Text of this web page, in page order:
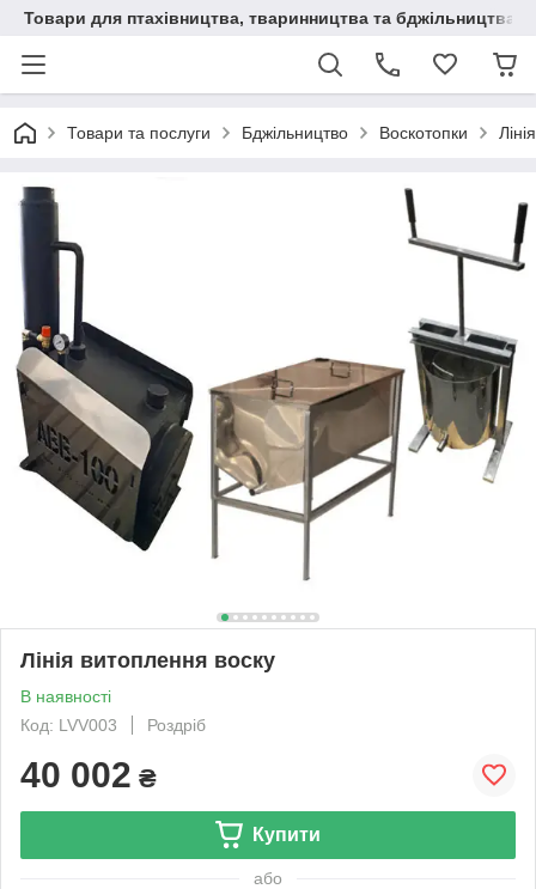
Товари для птахівництва, тваринництва та бджільництва
Товари та послуги Бджільництво Воскотопки
Лінія витоплення воску
В наявності
Код: LVV003
Роздріб
40 002 ₴
Купити
або